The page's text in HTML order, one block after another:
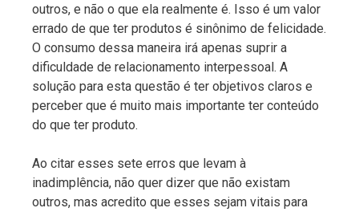
outros, e não o que ela realmente é. Isso é um valor
errado de que ter produtos é sinônimo de felicidade.
O consumo dessa maneira irá apenas suprir a
dificuldade de relacionamento interpessoal. A
solução para esta questão é ter objetivos claros e
perceber que é muito mais importante ter conteúdo
do que ter produto.
Ao citar esses sete erros que levam à
inadimplência, não quer dizer que não existam
outros, mas acredito que esses sejam vitais para